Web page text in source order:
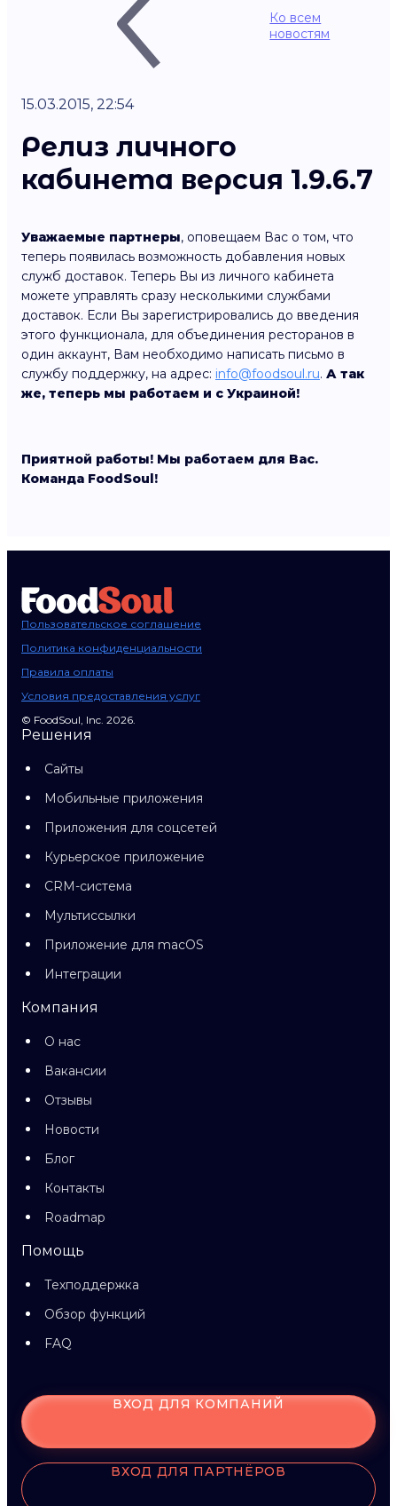
Ко всем
новостям
15.03.2015, 22:54
Релиз личного
кабинета версия 1.9.6.7
Уважаемые партнеры, оповещаем Вас о том, что
теперь появилась возможность добавления новых
служб доставок. Теперь Вы из личного кабинета
можете управлять сразу несколькими службами
доставок. Если Вы зарегистрировались до введения
этого функционала, для объединения ресторанов в
один аккаунт, Вам необходимо написать письмо в
службу поддержку, на адрес: info@foodsoul.ru. А так
же, теперь мы работаем и с Украиной!
Приятной работы! Мы работаем для Вас.
Команда FoodSoul!
Пользовательское соглашение
Политика конфиденциальности
Правила оплаты
Условия предоставления услуг
© FoodSoul, Inc. 2026.
Решения
Сайты
Мобильные приложения
Приложения для соцсетей
Курьерское приложение
CRM-система
Мультиссылки
Приложение для macOS
Интеграции
Компания
О нас
Вакансии
Отзывы
Новости
Блог
Контакты
Roadmap
Помощь
Техподдержка
Обзор функций
FAQ
ВХОД ДЛЯ КОМПАНИЙ
ВХОД ДЛЯ ПАРТНЁРОВ